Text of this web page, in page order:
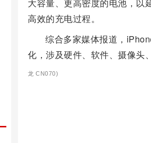
高效的充电过程。
综合多家媒体报道，
化，涉及硬件、软件、摄像头
龙 CN070)